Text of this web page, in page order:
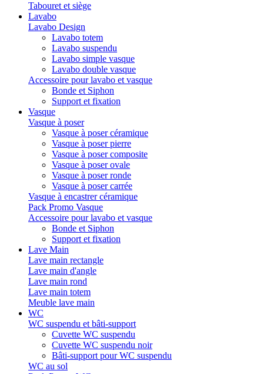
Tabouret et siège
Lavabo
Lavabo Design
Lavabo totem
Lavabo suspendu
Lavabo simple vasque
Lavabo double vasque
Accessoire pour lavabo et vasque
Bonde et Siphon
Support et fixation
Vasque
Vasque à poser
Vasque à poser céramique
Vasque à poser pierre
Vasque à poser composite
Vasque à poser ovale
Vasque à poser ronde
Vasque à poser carrée
Vasque à encastrer céramique
Pack Promo Vasque
Accessoire pour lavabo et vasque
Bonde et Siphon
Support et fixation
Lave Main
Lave main rectangle
Lave main d'angle
Lave main rond
Lave main totem
Meuble lave main
WC
WC suspendu et bâti-support
Cuvette WC suspendu
Cuvette WC suspendu noir
Bâti-support pour WC suspendu
WC au sol